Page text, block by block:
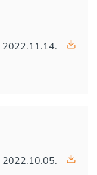
2022.11.14.
2022.10.05.